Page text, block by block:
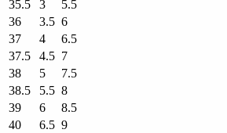
35.5
3
5.5
36
3.5 6
37
4
6.5
37.5
4.5 7
38
5
7.5
38.5
5.5 8
39
6
8.5
40
6.5 9